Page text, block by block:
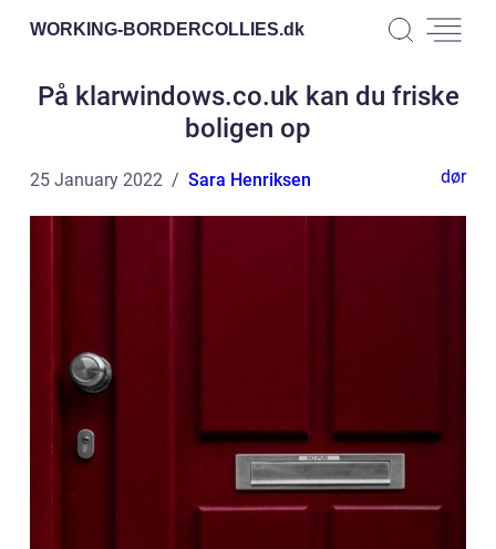
WORKING-BORDERCOLLIES.dk
På klarwindows.co.uk kan du friske
boligen op
25 January 2022 Sara Henriksen dør